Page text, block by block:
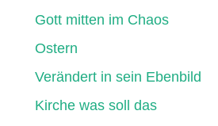
Gott mitten im Chaos
Ostern
Verändert in sein Ebenbild
Kirche was soll das